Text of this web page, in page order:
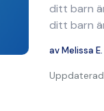
ditt barn
ditt barn
avMelissa
Uppdaterad